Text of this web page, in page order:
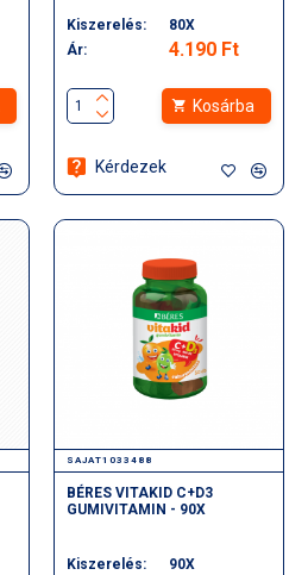
Kiszerelés:
80X
Ár:
4.190 Ft
Kosárba
Kérdezek
SAJAT1033488
BÉRES VITAKID C+D3
GUMIVITAMIN - 90X
Kiszerelés:
90X